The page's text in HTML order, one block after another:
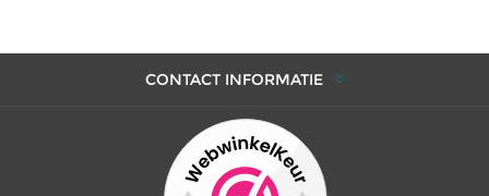
CONTACT INFORMATIE